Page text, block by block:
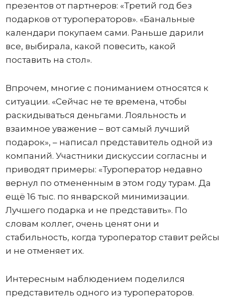
презентов от партнеров: «Третий год без
подарков от туроператоров». «Банальные
календари покупаем сами. Раньше дарили
все, выбирала, какой повесить, какой
поставить на стол».
Впрочем, многие с пониманием относятся к
ситуации. «Сейчас не те времена, чтобы
раскидываться деньгами. Лояльность и
взаимное уважение – вот самый лучший
подарок», – написал представитель одной из
компаний. Участники дискуссии согласны и
приводят примеры: «Туроператор недавно
вернул по отмененным в этом году турам. Да
ещё 16 тыс. по январской минимизации.
Лучшего подарка и не представить». По
словам коллег, очень ценят они и
стабильность, когда туроператор ставит рейсы
и не отменяет их.
Интересным наблюдением поделился
представитель одного из туроператоров.